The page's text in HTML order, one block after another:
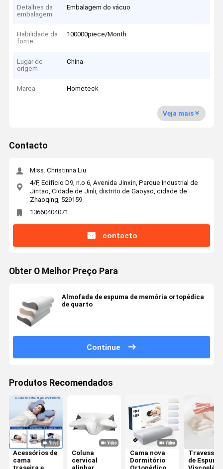
Detalhes da
embalagem
Embalagem do vácuo
Habilidade da
fonte
100000piece/Month
Lugar de
origem
China
Marca Hometeck
Veja mais
Contacto
Miss. Christinna Liu
4/F, Edifício D9, n.o 6, Avenida Jinxin, Parque Industrial de
Jintao, Cidade de Jinli, distrito de Gaoyao, cidade de
Zhaoqing, 529159
13660404071
contacto
Obter O Melhor Preço Para
Almofada de espuma de memória ortopédica
de quarto
Continue
Produtos Recomendados
Acessórios de
cama
Coluna
cervical
Cama nova
Dormitório
de Espuma